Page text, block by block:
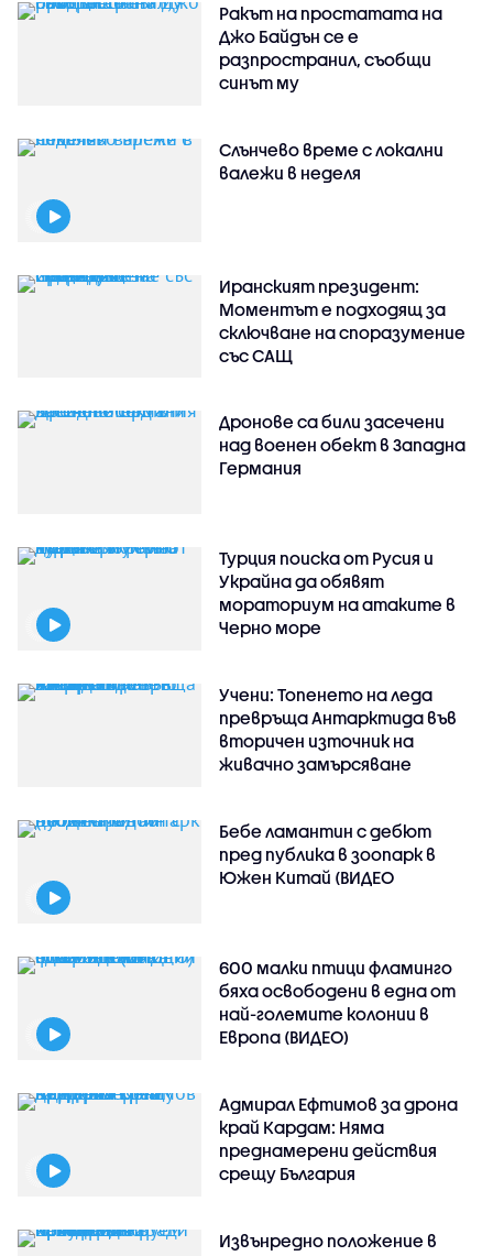
Ракът на простатата на
Джо Байдън се е
разпространил, съобщи
синът му
Слънчево време с локални
валежи в неделя
Иранският президент:
Моментът е подходящ за
сключване на споразумение
със САЩ
Дронове са били засечени
над военен обект в Западна
Германия
Турция поиска от Русия и
Украйна да обявят
мораториум на атаките в
Черно море
Учени: Топенето на леда
превръща Антарктида във
вторичен източник на
живачно замърсяване
Бебе ламантин с дебют
пред публика в зоопарк в
Южен Китай (ВИДЕО
600 малки птици фламинго
бяха освободени в една от
най-големите колонии в
Европа (ВИДЕО)
Адмирал Ефтимов за дрона
край Кардам: Няма
преднамерени действия
срещу България
Извънредно положение в